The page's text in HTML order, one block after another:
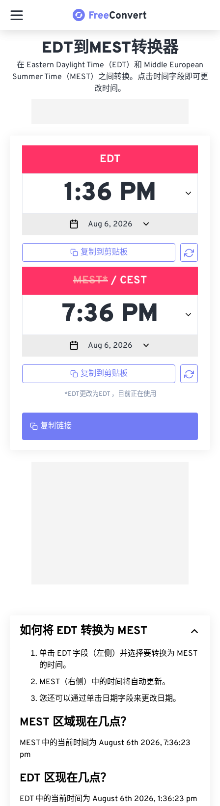
EDT到MEST转换器
在 Eastern Daylight Time（EDT）和 Middle European
Summer Time（MEST）之间转换。点击时间字段即可更
改时间。
EDT
复制到剪贴板
MEST* / CEST
复制到剪贴板
*EDT更改为EDT ，目前正在使用
复制链接
如何将 EDT 转换为 MEST
单击 EDT 字段（左侧）并选择要转换为 MEST
的时间。
MEST（右侧）中的时间将自动更新。
您还可以通过单击日期字段来更改日期。
MEST 区域现在几点？
MEST 中的当前时间为 August 6th 2026, 7:36:24
pm
EDT 区现在几点？
EDT 中的当前时间为 August 6th 2026, 1:36:24 pm